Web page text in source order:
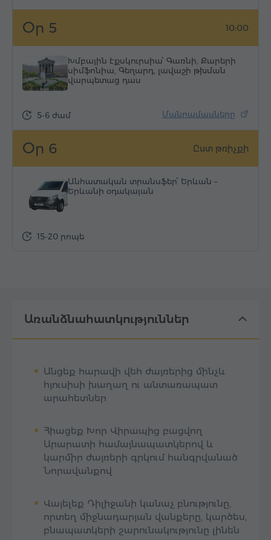
Օր 5 10:00
Խմբային էքսկուրսիա՝ Գառնի, Քարերի
սիմֆոնիա, Գեղարդ, լավաշի թխման
վարպետաց դաս
Մանրամասները
5-6 ժամ
Օր 6 Ըստ թռիչքի
Անհատական տրանսֆեր՝ Երևան –
Երևանի օդակայան
15-20 րոպե
Առանձնահատկություններ
Անցեք հարավի վեհ ժայռերից մինչև
հյուսիսի խաղաղ ու անտառապատ
արահետներ
Հիացեք Խոր Վիրապից բացվող
Արարատի համայնապատկերով և
կարմիր ժայռերի գրկում հանգրվանած
Նորավանքով
Վայելեք Դիլիջանի կանաչ բնությունը,
որտեղ միջնադարյան վանքերը, կարծես,
բնապատկերի շարունակությունը լինեն